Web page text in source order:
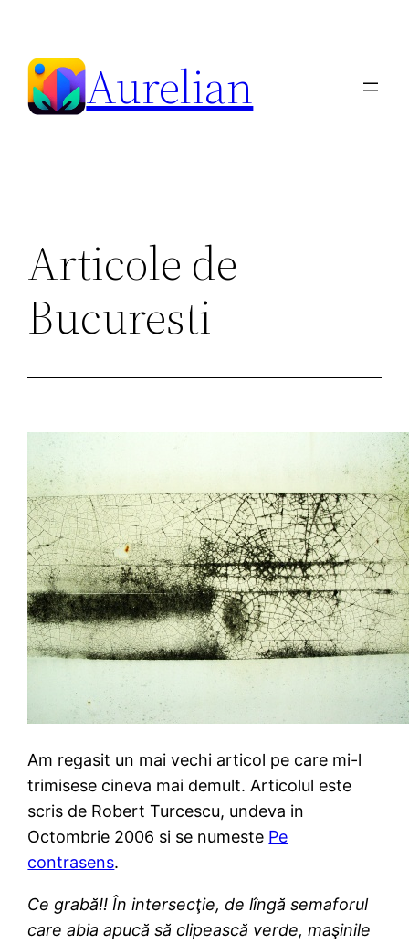
content
Aurelian
Articole de
Bucuresti
Am regasit un mai vechi articol pe care mi-l
trimisese cineva mai demult. Articolul este
scris de Robert Turcescu, undeva in
Octombrie 2006 si se numeste Pe
contrasens.
Ce grabă!! În intersecţie, de lîngă semaforul
care abia apucă să clipească verde, maşinile